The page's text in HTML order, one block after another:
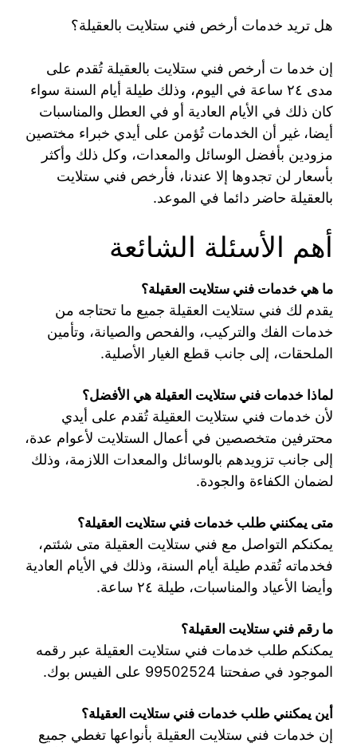
هل تريد خدمات أرخص فني ستلايت بالعقيلة؟
إن خدما ت أرخص فني ستلايت بالعقيلة تُقدم على
مدى ٢٤ ساعة في اليوم، وذلك طيلة أيام السنة سواء
كان ذلك في الأيام العادية أو في العطل والمناسبات
أيضا، غير أن الخدمات تُؤمن على أيدي خبراء مختصين
مزودين بأفضل الوسائل والمعدات، وكل ذلك وأكثر
بأسعار لن تجدوها إلا عندنا، فأرخص فني ستلايت
بالعقيلة حاضر دائما في الموعد.
أهم الأسئلة الشائعة
ما هي خدمات فني ستلايت العقيلة؟
يقدم لك فني ستلايت العقيلة جميع ما تحتاجه من
خدمات الفك والتركيب، والفحص والصيانة، وتأمين
الملحقات، إلى جانب قطع الغيار الأصلية.
لماذا خدمات فني ستلايت العقيلة هي الأفضل؟
لأن خدمات فني ستلايت العقيلة تُقدم على أيدي
محترفين متخصصين في أعمال الستلايت لأعوام عدة،
إلى جانب تزويدهم بالوسائل والمعدات اللازمة، وذلك
لضمان الكفاءة والجودة.
متى يمكنني طلب خدمات فني ستلايت العقيلة؟
يمكنكم التواصل مع فني ستلايت العقيلة متى شئتم،
فخدماته تُقدم طيلة أيام السنة، وذلك في الأيام العادية
وأيضا الأعياد والمناسبات، طيلة ٢٤ ساعة.
ما رقم فني ستلايت العقيلة؟
يمكنكم طلب خدمات فني ستلايت العقيلة عبر رقمه
الموجود في صفحتنا 99502524 على الفيس بوك.
أين يمكنني طلب خدمات فني ستلايت العقيلة؟
إن خدمات فني ستلايت العقيلة بأنواعها تغطي جميع